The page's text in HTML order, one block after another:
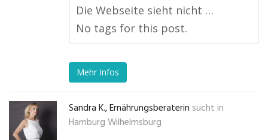
Die Webseite sieht nicht …
No tags for this post.
Mehr Infos
Sandra K., Ernährungsberaterin sucht in
Hamburg Wilhelmsburg